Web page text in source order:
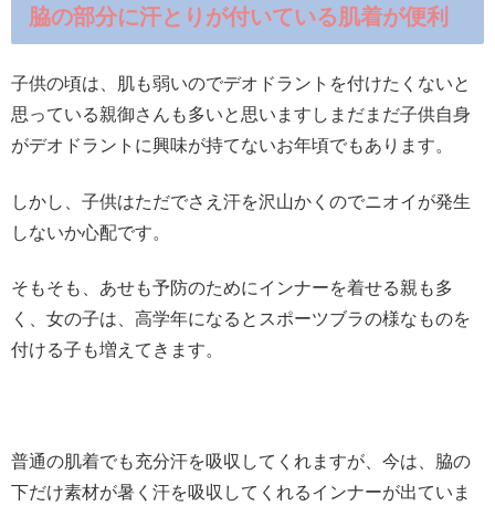
脇の部分に汗とりが付いている肌着が便利
子供の頃は、肌も弱いのでデオドラントを付けたくないと
思っている親御さんも多いと思いますしまだまだ子供自身
がデオドラントに興味が持てないお年頃でもあります。
しかし、子供はただでさえ汗を沢山かくのでニオイが発生
しないか心配です。
そもそも、あせも予防のためにインナーを着せる親も多
く、女の子は、高学年になるとスポーツブラの様なものを
付ける子も増えてきます。
普通の肌着でも充分汗を吸収してくれますが、今は、脇の
下だけ素材が暑く汗を吸収してくれるインナーが出ていま